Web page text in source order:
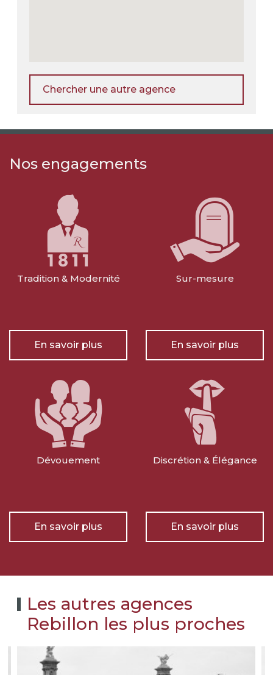
Chercher une autre agence
Nos engagements
Tradition & Modernité
En savoir plus
Sur-mesure
En savoir plus
Dévouement
En savoir plus
Discrétion & Élégance
En savoir plus
Les autres agences
Rebillon les plus proches